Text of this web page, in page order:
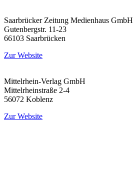
Saarbrücker Zeitung Medienhaus GmbH
Gutenbergstr. 11-23
66103 Saarbrücken
Zur Website
Mittelrhein-Verlag GmbH
Mittelrheinstraße 2-4
56072 Koblenz
Zur Website